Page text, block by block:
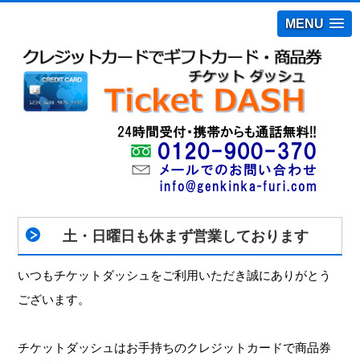
MENU
土・日曜日も休まず営業しております
いつもチケットダッシュをご利用いただき誠にありがとう
ございます。
チケットダッシュはお手持ちのクレジットカードで商品券